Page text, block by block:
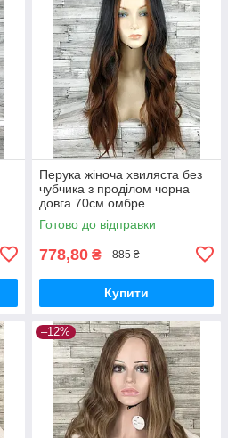
Перука жіноча хвиляста без
чубчика з проділом чорна
довга 70см омбре
Готово до відправки
778,80 ₴ 885 ₴
Купити
–12%